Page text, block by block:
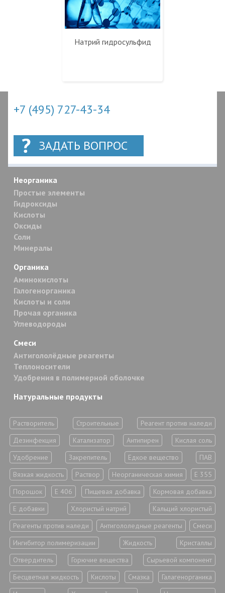
Натрий гидросульфид
+7 (495) 727-43-34
ЗАДАТЬ ВОПРОС
Неорганика
Простые элементы
Гидроксиды
Кислоты
Оксиды
Соли
Минералы
Органика
Аминокислоты
Галогенорганика
Кислоты и соли
Прочая органика
Углеводороды
Смеси
Антигололёдные реагенты
Теплоносители
Удобрения в полимерной оболочке
Натуральные продукты
Растворитель Строительные
Реагент против наледи
Дезинфекция
Катализатор Антипирен
Кислая соль
Удобрение
Закрепитель Едкое вещество
ПАВ
Вязкая жидкость
Раствор Неорганическая химия
Е 355
Порошок
Е 406 Пищевая добавка
Кормовая добавка
Е добавки
Хлористый натрий
Кальций хлористый
Реагенты против наледи
Антигололедные реагенты
Смеси
Ингибитор полимеризации
Жидкость
Кристаллы
Отвердитель
Горючие вещества
Сырьевой компонент
Бесцветная жидкость
Кислоты Смазка
Галагенорганика